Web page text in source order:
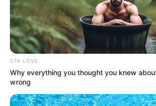
CTA LOVE
Why everything you thought you knew
wrong